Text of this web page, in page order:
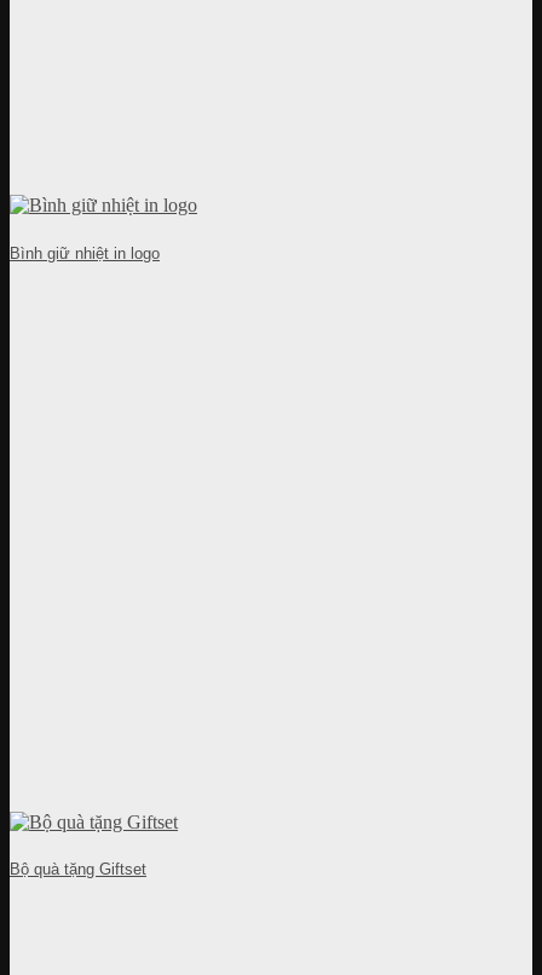
Bình giữ nhiệt in logo
Bộ quà tặng Giftset